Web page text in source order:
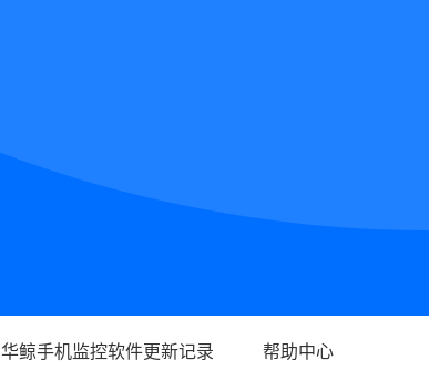
华鲸手机监控软件更新记录 帮助中心